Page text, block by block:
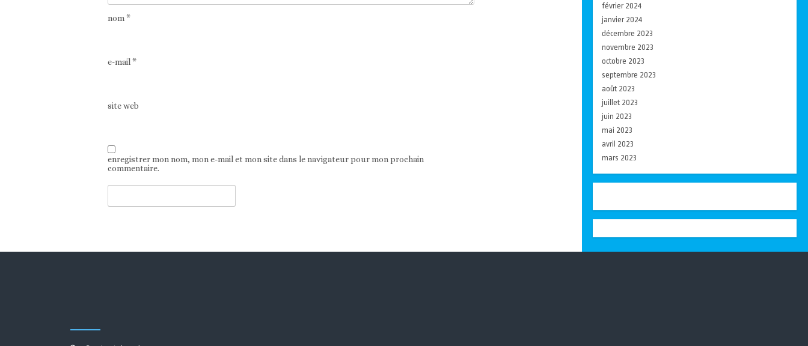
nom *
e-mail *
site web
enregistrer mon nom, mon e-mail et mon site dans le navigateur pour mon prochain
commentaire.
février 2024
janvier 2024
décembre 2023
novembre 2023
octobre 2023
septembre 2023
août 2023
juillet 2023
juin 2023
mai 2023
avril 2023
mars 2023